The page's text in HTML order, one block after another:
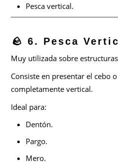
Pesca vertical.
🪨 6. Pesca
Muy utilizada sobre
Consiste en presentar el cebo
completamente vertical.
Ideal para:
Dentón.
Pargo.
Mero.